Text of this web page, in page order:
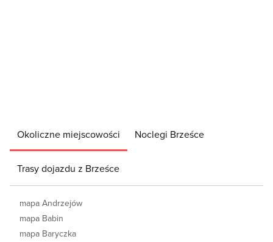
Okoliczne miejscowości Noclegi Brześce
Trasy dojazdu z Brześce
mapa Andrzejów
mapa Babin
mapa Baryczka